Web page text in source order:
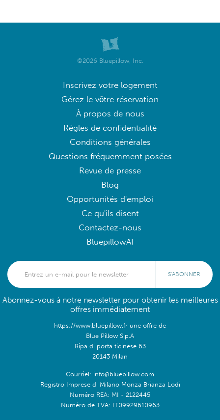
©2026 Bluepillow, Inc.
Inscrivez votre logement
Gérez le vôtre réservation
À propos de nous
Règles de confidentialité
Conditions générales
Questions fréquemment posées
Revue de presse
Blog
Opportunités d'emploi
Ce qu'ils disent
Contactez-nous
BluepillowAI
S'ABONNER
Abonnez-vous à notre newsletter pour obtenir les meilleures
offres immédiatement
https://www.bluepillow.fr une offre de
Blue Pillow S.p.A
Ripa di porta ticinese 63
20143 Milan
Courriel: info@bluepillow.com
Registro Imprese di Milano Monza Brianza Lodi
Numéro REA: MI - 2122445
Numéro de TVA: IT09929610963